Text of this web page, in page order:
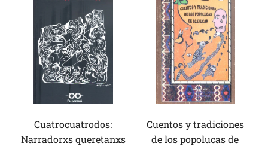
Cuatrocuatrodos:
Narradorxs queretanxs
Cuentos y tradiciones
de los popolucas de